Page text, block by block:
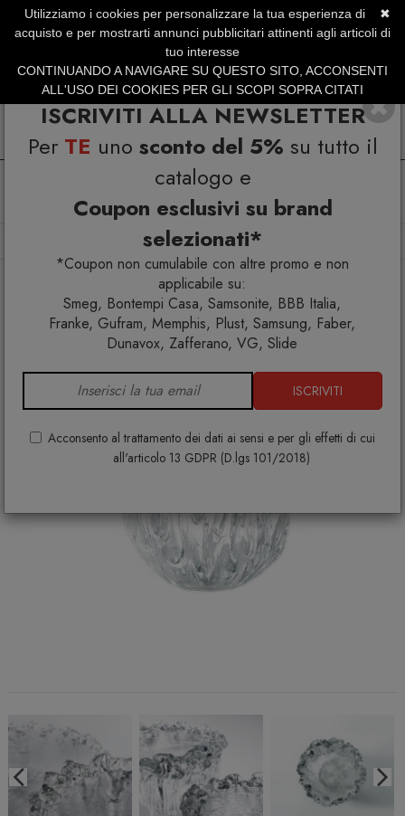
ISCRIVITI ALLA NEWSLETTER
Per TE uno sconto del 5% su tutto il
catalogo e
Coupon esclusivi su brand
selezionati*
*Coupon non cumulabile con altre promo e non
applicabile su:
Smeg, Bontempi Casa, Samsonite, BBB Italia,
Franke, Gufram, Memphis, Plust, Samsung, Faber,
Dunavox, Zafferano, VG, Slide
ISCRIVITI
Acconsento al trattamento dei dati ai sensi e per gli effetti di cui
all'articolo 13 GDPR (D.lgs 101/2018)
SERVIZIO CLIENTI +39.0773.470.562
SUMMER SALES | Fino al 31 Agosto
Arredo interno Tavolini Fountain Tavolino Ø 38
✖
Utilizziamo i cookies per personalizzare la tua esperienza di
acquisto e per mostrarti annunci pubblicitari attinenti agli articoli di
tuo interesse
CONTINUANDO A NAVIGARE SU QUESTO SITO, ACCONSENTI
ALL'USO DEI COOKIES PER GLI SCOPI SOPRA CITATI